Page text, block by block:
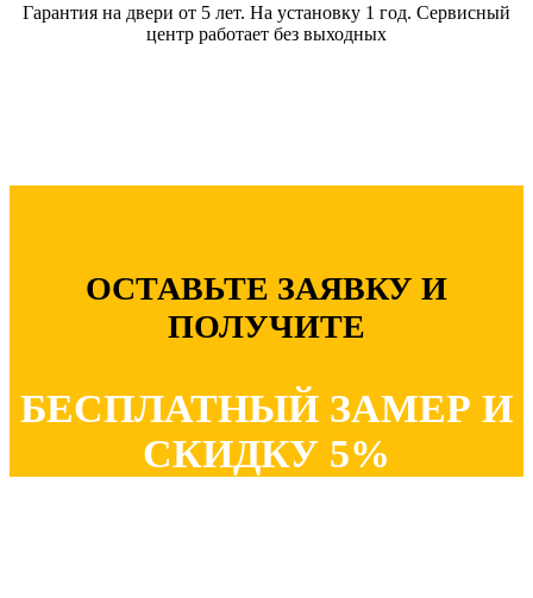
Гарантия на двери от 5 лет. На установку 1 год. Сервисный
центр работает без выходных
ОСТАВЬТЕ ЗАЯВКУ И
ПОЛУЧИТЕ
БЕСПЛАТНЫЙ ЗАМЕР И
СКИДКУ 5%